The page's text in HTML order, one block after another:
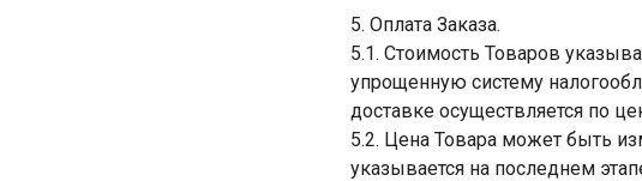
5. Оплата Заказа.
5.1. Стоимость Товаров
упрощенную систему
доставке осуществляется по
5.2. Цена Товара может быть
указывается на последнем